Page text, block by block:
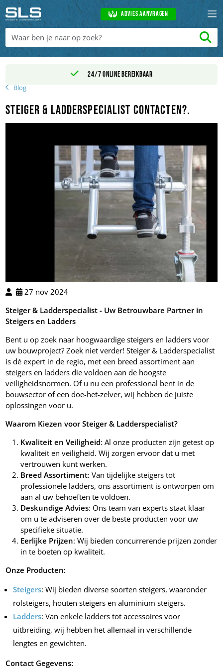
Advies aanvragen
24/7 online bereikbaar
Blog
Steiger & Ladderspecialist Contacten?.
27 nov 2024
Steiger & Ladderspecialist - Uw Betrouwbare Partner in
Steigers en Ladders
Bent u op zoek naar hoogwaardige steigers en ladders voor
uw bouwproject? Zoek niet verder! Steiger & Ladderspecialist
is dé expert in de regio, met een breed assortiment aan
steigers en ladders die voldoen aan de hoogste
veiligheidsnormen. Of u nu een professional bent in de
bouwsector of een doe-het-zelver, wij hebben de juiste
oplossingen voor u.
Waarom Kiezen voor Steiger & Ladderspecialist?
Kwaliteit en Veiligheid: Al onze producten zijn getest op
kwaliteit en veiligheid. Wij zorgen ervoor dat u met
vertrouwen kunt werken.
Breed Assortiment: Van tijdelijke steigers tot
professionele ladders, ons assortiment is ontworpen om
aan al uw behoeften te voldoen.
Deskundige Advies: Ons team van experts staat klaar
om u te adviseren over de beste producten voor uw
specifieke situatie.
Eerlijke Prijzen: Wij bieden concurrerende prijzen zonder
in te boeten op kwaliteit.
Onze Producten:
Steigers: Wij bieden diverse soorten steigers, waaronder
rolsteigers, houten steigers en aluminium steigers.
Ladders: Van enkele ladders tot accessoires voor
uitbreiding, wij hebben het allemaal in verschillende
lengtes en gewichten.
Contact Gegevens: